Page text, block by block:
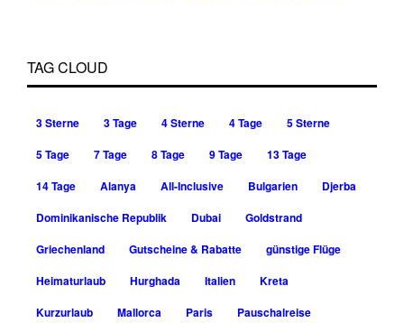
TAG CLOUD
3 Sterne 3 Tage 4 Sterne 4 Tage
5 Sterne
5 Tage
7 Tage 8 Tage 9 Tage
13 Tage
14 Tage
Alanya All-Inclusive Bulgarien
Djerba
Dominikanische Republik
Dubai
Goldstrand
Griechenland
Gutscheine & Rabatte
günstige Flüge
Heimaturlaub
Hurghada Italien
Kreta
Kurzurlaub
Mallorca Paris
Pauschalreise